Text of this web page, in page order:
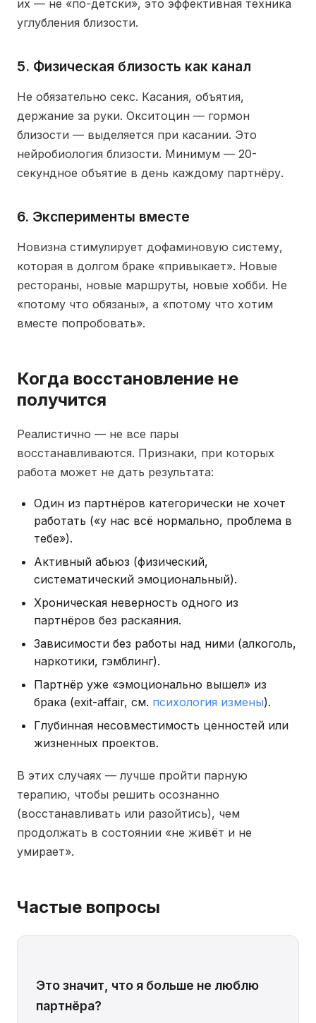
их — не «по-детски», это эффективная техника
углубления близости.
5. Физическая близость как канал
Не обязательно секс. Касания, объятия,
держание за руки. Окситоцин — гормон
близости — выделяется при касании. Это
нейробиология близости. Минимум — 20-
секундное объятие в день каждому партнёру.
6. Эксперименты вместе
Новизна стимулирует дофаминовую систему,
которая в долгом браке «привыкает». Новые
рестораны, новые маршруты, новые хобби. Не
«потому что обязаны», а «потому что хотим
вместе попробовать».
Когда восстановление не
получится
Реалистично — не все пары
восстанавливаются. Признаки, при которых
работа может не дать результата:
Один из партнёров категорически не хочет
работать («у нас всё нормально, проблема в
тебе»).
Активный абьюз (физический,
систематический эмоциональный).
Хроническая неверность одного из
партнёров без раскаяния.
Зависимости без работы над ними (алкоголь,
наркотики, гэмблинг).
Партнёр уже «эмоционально вышел» из
брака (exit-affair, см. психология измены).
Глубинная несовместимость ценностей или
жизненных проектов.
В этих случаях — лучше пройти парную
терапию, чтобы решить осознанно
(восстанавливать или разойтись), чем
продолжать в состоянии «не живёт и не
умирает».
Частые вопросы
Это значит, что я больше не люблю
партнёра?